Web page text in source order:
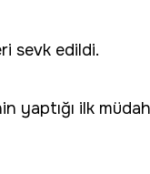
sevk edildi.
yaptığı ilk